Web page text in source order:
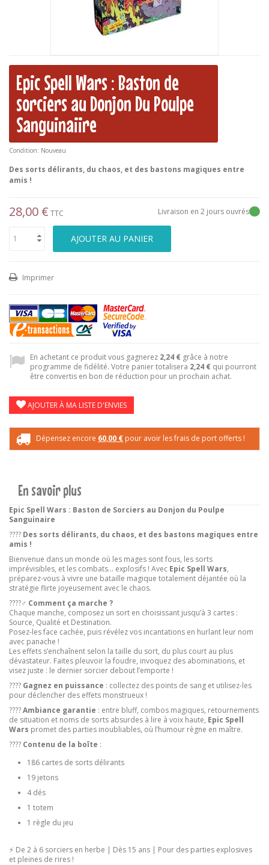
Epic Spell Wars : Baston de
sorciers au Donjon Du Poulpe
Sanguinaiire
Condition: Nouveau
Des sorts délirants, du chaos, et des bastons magiques entre
amis !
28,00 € TTC Livraison en 2 jours ouvrés
AJOUTER AU PANIER
Imprimer
En achetant ce produit vous gagnerez 2,24 € grâce à notre
programme de fidélité. Votre panier totalisera 2,24 € qui pourront
être convertis en bon de réduction pour un prochain achat.
AJOUTER À MA LISTE D'ENVIES
Dépensez encore 60,00 € pour avoir les frais de port offerts !
En savoir plus
Epic Spell Wars : Baston de Sorciers au Donjon du Poulpe
Sanguinaire
???? Des sorts délirants, du chaos, et des bastons magiques entre
amis !
Bienvenue dans un monde où les mages sont fous, les sorts
imprévisibles, et les combats... explosifs ! Avec Epic Spell Wars,
préparez-vous à vivre une bataille magique totalement déjantée où la
stratégie flirte joyeusement avec le chaos.
????‍♂️ Comment ça marche ?
Chaque manche, composez un sort en choisissant jusqu’à 3 cartes :
Source, Qualité et Destination.
Posez-les face cachée, puis révélez vos incantations en hurlant leur nom
avec panache !
Les effets s’enchaînent selon la taille du sort, du plus court au plus
dévastateur. Faites pleuvoir la foudre, invoquez des abominations, et
visez juste : le dernier sorcier debout l’emporte !
???? Gagnez en puissance : collectez des points de sang et utilisez-les
pour déclencher des effets monstrueux !
????Ambiance garantie : entre bluff, combos magiques, retournements
de situation et noms de sorts absurdes à lire à voix haute, Epic Spell
Wars promet des parties inoubliables, où l’humour règne en maître.
???? Contenu de la boîte :
186 cartes de sorts délirants
19 jetons
4 dés
1 totem
1 règle du jeu
⚡ De 2 à 6 sorciers en herbe | Dès 15 ans | Pour des parties explosives
et pleines de rires !